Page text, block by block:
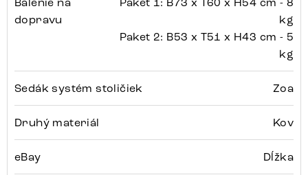
dopravu
kg
Paket 2: B53 x T51 x H43 cm - 5
kg
Sedák systém stoličiek Zoa
Druhý materiál Kov
eBay Dĺžka